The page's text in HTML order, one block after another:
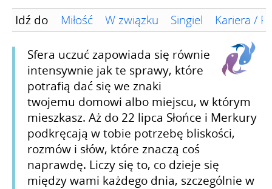
Idź do Miłość W związku Singiel Kariera /
Sfera uczuć zapowiada się równie
intensywnie jak te sprawy, które
potrafią dać się we znaki
twojemu domowi albo miejscu, w którym
mieszkasz. Aż do 22 lipca Słońce i Merkury
podkręcają w tobie potrzebę bliskości,
rozmów i słów, które znaczą coś
naprawdę. Liczy się to, co dzieje się
między wami każdego dnia, szczególnie w